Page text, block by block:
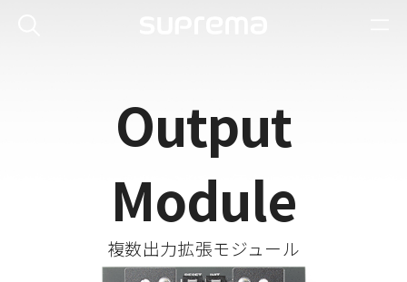
Output
Module
複数出力拡張モジュール